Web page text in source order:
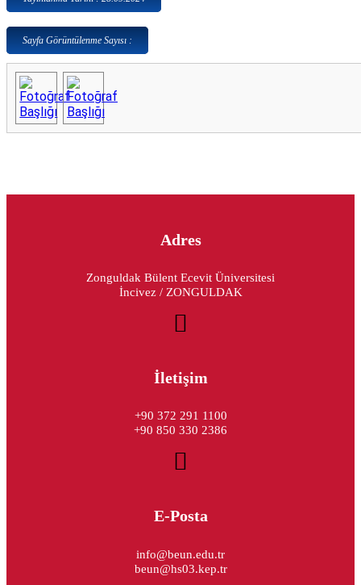
Sayfa Görüntülenme Sayısı :
Adres
Zonguldak Bülent Ecevit Üniversitesi
İncivez / ZONGULDAK
İletişim
+90 372 291 1100
+90 850 330 2386
E-Posta
info@beun.edu.tr
beun@hs03.kep.tr